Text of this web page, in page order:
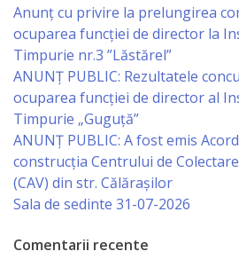
şi
Comerţ
Specialist
în
Problemele
Tineretului
şi
Anunț cu privire la prelungirea
ocuparea funcţiei de director la
Timpurie nr.3 ”Lăstărel”
ANUNȚ PUBLIC: Rezultatele
ocuparea funcției de director al
Timpurie „Guguță”
ANUNȚ PUBLIC: A fost emis
construcția Centrului de
(CAV) din str. Călărașilor
Sala de sedinte 31-07-2026
Comentarii recente